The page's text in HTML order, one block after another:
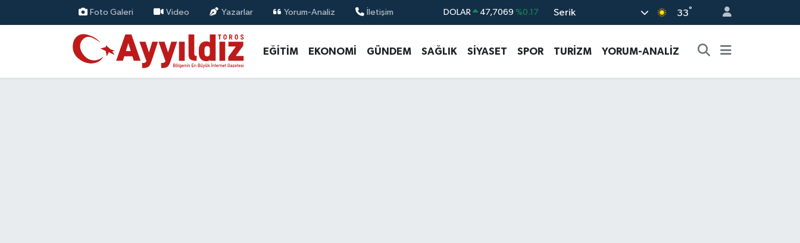
Foto Galeri Video Yazarlar Yorum-Analiz İletişim DOLAR 47,7069 %0.17
STERLİN 64,1897 %0.02
GRAM ALTIN 6618.49 %2.12
Serik 33°
EĞİTİM EKONOMİ GÜNDEM SAĞLIK SİYASET SPOR TURİZM YORUM-ANALİZ